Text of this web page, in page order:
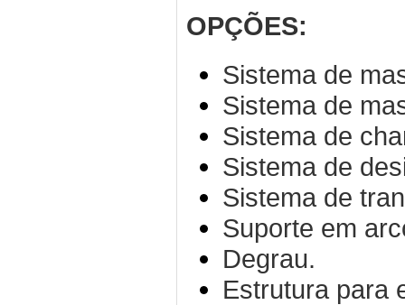
OPÇÕES:
Sistema de
Sistema de
Sistema de
Sistema de
Sistema de
Suporte em
Degrau.
Estrutura para